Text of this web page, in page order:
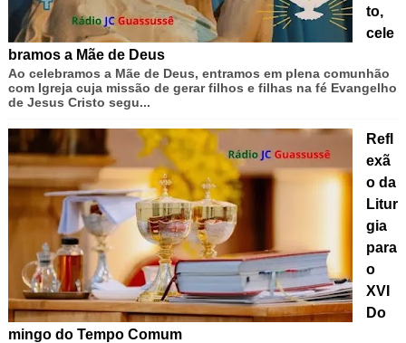
to,
cele
bramos a Mãe de Deus
Ao celebramos a Mãe de Deus, entramos em plena comunhão
com Igreja cuja missão de gerar filhos e filhas na fé Evangelho
de Jesus Cristo segu...
Refl
exã
o da
Litur
gia
para
o
XVI
Do
mingo do Tempo Comum